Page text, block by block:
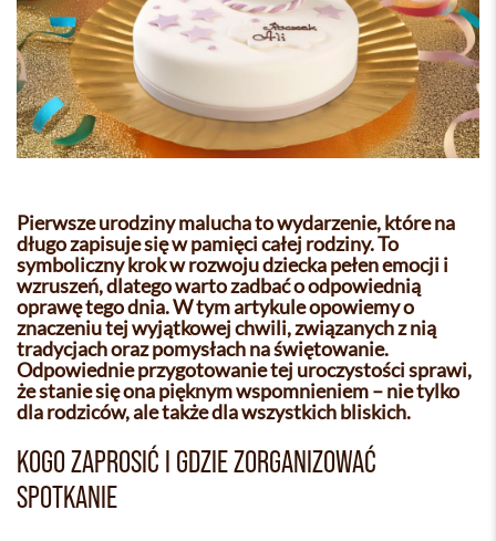
Pierwsze urodziny malucha to wydarzenie, które na
długo zapisuje się w pamięci całej rodziny. To
symboliczny krok w rozwoju dziecka pełen emocji i
wzruszeń, dlatego warto zadbać o odpowiednią
oprawę tego dnia. W tym artykule opowiemy o
znaczeniu tej wyjątkowej chwili, związanych z nią
tradycjach oraz pomysłach na świętowanie.
Odpowiednie przygotowanie tej uroczystości sprawi,
że stanie się ona pięknym wspomnieniem – nie tylko
dla rodziców, ale także dla wszystkich bliskich.
KOGO ZAPROSIĆ I GDZIE ZORGANIZOWAĆ
SPOTKANIE